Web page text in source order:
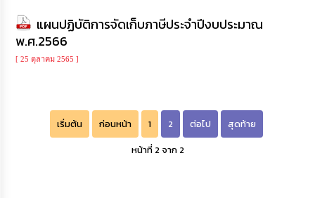
แผนปฏิบัติการจัดเก็บภาษีประจำปีงบประมาณ
พ.ศ.2566
[ 25 ตุลาคม 2565 ]
เริ่มต้น ก่อนหน้า 1 2 ต่อไป
สุดท้าย
หน้าที่ 2 จาก 2